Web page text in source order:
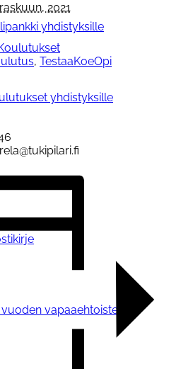
yhdistyksille
yhdistyksille
vapaaehtoisteko
2021
, TestaaKoeOpi